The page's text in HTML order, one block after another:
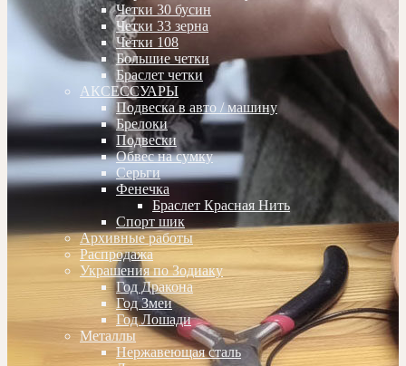
Четки 30 бусин
Четки 33 зерна
Четки 108
Большие четки
Браслет четки
АКСЕССУАРЫ
Подвеска в авто / машину
Брелоки
Подвески
Обвес на сумку
Серьги
Фенечка
Браслет Красная Нить
Спорт шик
Архивные работы
Распродажа
Украшения по Зодиаку
Год Дракона
Год Змеи
Год Лошади
Металлы
Нержавеющая сталь